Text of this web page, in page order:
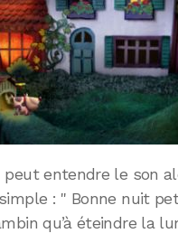
peut entendre le son
: " Bonne nuit
qu’à éteindre la